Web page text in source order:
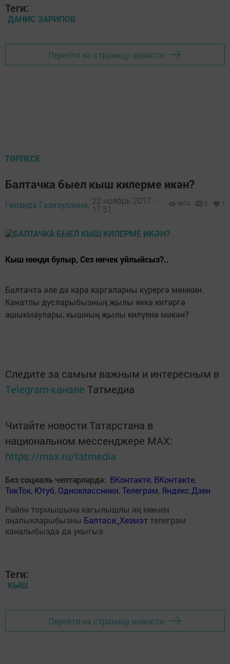
Теги:
ДАНИС ЗАРИПОВ
Перейти на страницу новости
ТӨРЛЕСЕ
Балтачка быел кыш килерме икән?
Гөлзидә Газизуллина, 22 ноябрь 2017 -
17:51
3674 0 1
Кыш нинди булыр, Сез ничек уйлыйсыз?..
Балтачта әле дә кара каргаларны күрергә мөмкин.
Канатлы дусларыбызның җылы якка китәргә
ашыкмаулары, кышның җылы килүенә микән?
Следите за самым важным и интересным в
Telegram-канале Татмедиа
Читайте новости Татарстана в
национальном мессенджере MАХ:
https://max.ru/tatmedia
Без социаль челтәрләрдә: ВКонтакте, ВКонтакте,
ТикТок, Ютуб, Одноклассники,Телеграм, Яндекс.Дзен
Район тормышына кагылышлы иң мөһим
яңалыкларыбызны Балтаси_Хезмэт телеграм
каналыбызда да укыгыз.
Теги:
КЫШ
Перейти на страницу новости